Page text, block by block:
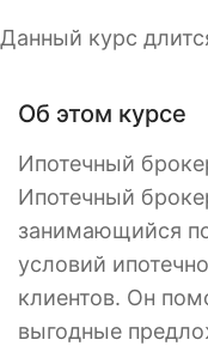
Данный курс
Об этом курсе
Ипотечный
Ипотечный
занимающийся
условий
клиентов. Он
выгодные